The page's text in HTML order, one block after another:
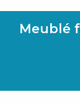
Meublé